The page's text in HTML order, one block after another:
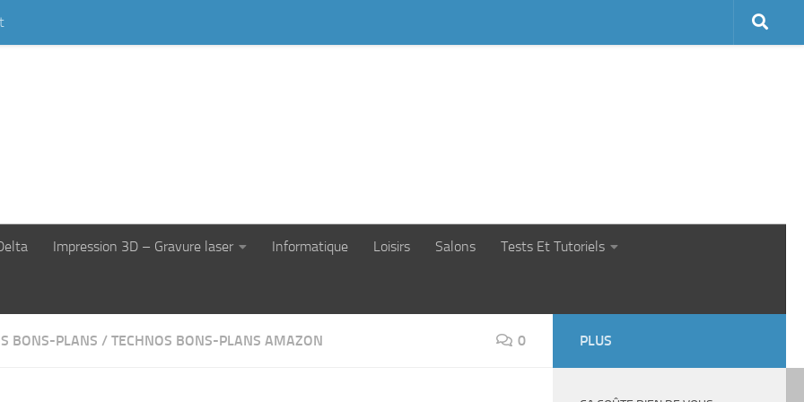
Impression 3D – Gravure laser Informatique Loisirs Salons Tests Et Tutoriels
BONS-PLANS / TECHNOS BONS-PLANS AMAZON 0 PLUS